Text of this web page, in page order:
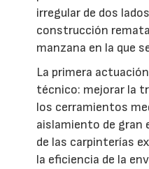
irregular de dos
construcción
manzana en la que
La primera
técnico: mejorar la
los cerramientos
aislamiento de gran
de las carpinterías
la eficiencia de la